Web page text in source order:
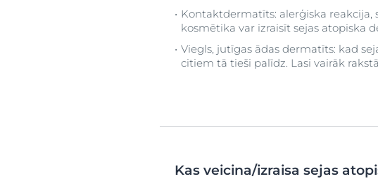
Kontaktdermatīts: alerģiska
kosmētika var izraisīt sejas atopiska
Viegls, jutīgas ādas dermatīts: kad
citiem tā tieši palīdz. Lasi vairāk
Kas veicina/izraisa sejas